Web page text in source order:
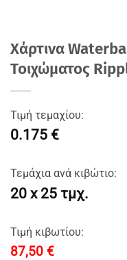
Χάρτινα
Τοιχώματος
Τιμή τεμαχίου:
0.175 €
Τεμάχια ανά κιβώτιο:
20 x 25 τμχ.
Τιμή κιβωτίου:
87,50 €